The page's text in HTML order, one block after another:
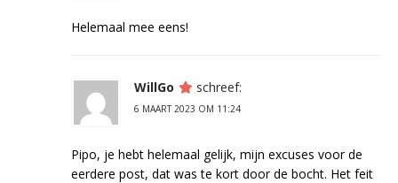
Helemaal mee eens!
WillGo schreef:
6 MAART 2023 OM 11:24
Pipo, je hebt helemaal gelijk, mijn excuses voor de
eerdere post, dat was te kort door de bocht. Het feit